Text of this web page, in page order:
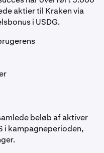
aktier til Kraken via
i USDG.
beløb af aktiver
i kampagneperioden,